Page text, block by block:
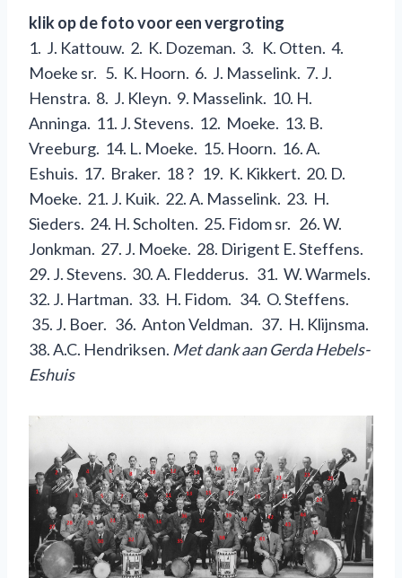
klik op de foto voor een vergroting
1. J. Kattouw. 2. K. Dozeman. 3. K. Otten. 4.
Moeke sr. 5. K. Hoorn. 6. J. Masselink. 7. J.
Henstra. 8. J. Kleyn. 9. Masselink. 10. H.
Anninga. 11. J. Stevens. 12. Moeke. 13. B.
Vreeburg. 14. L. Moeke. 15. Hoorn. 16. A.
Eshuis. 17. Braker. 18 ? 19. K. Kikkert. 20. D.
Moeke. 21. J. Kuik. 22. A. Masselink. 23. H.
Sieders. 24. H. Scholten. 25. Fidom sr. 26. W.
Jonkman. 27. J. Moeke. 28. Dirigent E. Steffens.
29. J. Stevens. 30. A. Fledderus. 31. W. Warmels.
32. J. Hartman. 33. H. Fidom. 34. O. Steffens.
35. J. Boer. 36. Anton Veldman. 37. H. Klijnsma.
38. A.C. Hendriksen. Met dank aan Gerda Hebels-
Eshuis